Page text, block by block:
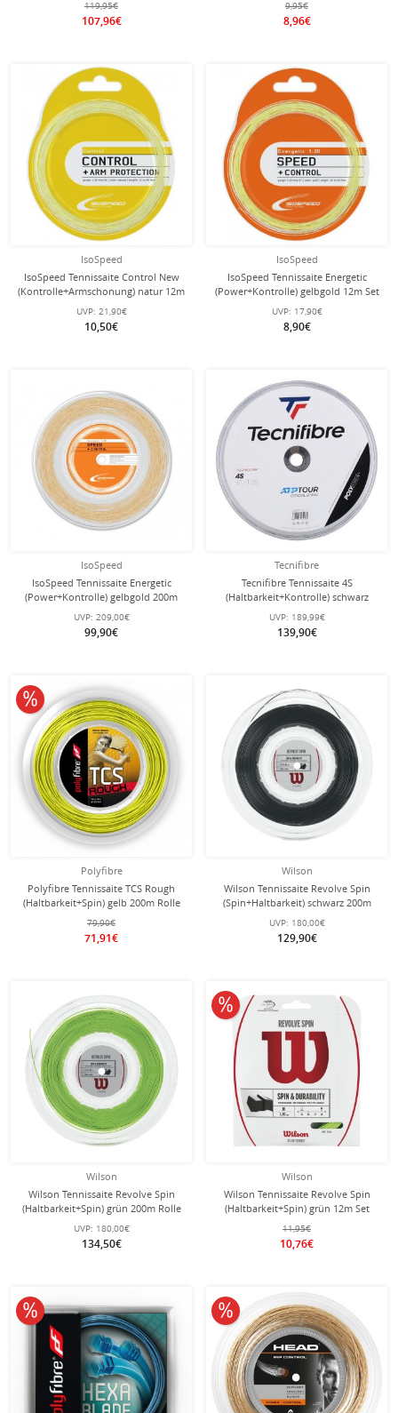
119,95€
107,96€
9,95€
8,96€
IsoSpeed
IsoSpeed Tennissaite Control New
(Kontrolle+Armschonung) natur 12m
Set
UVP: 21,90€
10,50€
IsoSpeed
IsoSpeed Tennissaite Energetic
(Power+Kontrolle) gelbgold 12m Set
UVP: 17,90€
8,90€
IsoSpeed
IsoSpeed Tennissaite Energetic
(Power+Kontrolle) gelbgold 200m
Rolle
UVP: 209,00€
99,90€
Tecnifibre
Tecnifibre Tennissaite 4S
(Haltbarkeit+Kontrolle) schwarz
200m Rolle
UVP: 189,99€
139,90€
Polyfibre
Polyfibre Tennissaite TCS Rough
(Haltbarkeit+Spin) gelb 200m Rolle
79,90€
71,91€
10% reduziert
Wilson
Wilson Tennissaite Revolve Spin
(Spin+Haltbarkeit) schwarz 200m
Rolle
UVP: 180,00€
129,90€
Wilson
Wilson Tennissaite Revolve Spin
(Haltbarkeit+Spin) grün 200m Rolle
UVP: 180,00€
134,50€
Wilson
Wilson Tennissaite Revolve Spin
(Haltbarkeit+Spin) grün 12m Set
11,95€
10,76€
10% reduziert
10% reduziert 10% reduziert